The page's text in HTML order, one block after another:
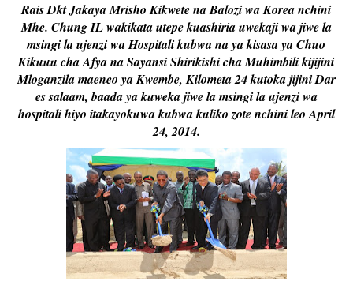
Rais Dkt Jakaya Mrisho Kikwete na Balozi wa Korea nchini
Mhe. Chung IL wakikata utepe kuashiria uwekaji wa jiwe la
msingi la ujenzi wa Hospitali kubwa na ya kisasa ya Chuo
Kikuuu cha Afya na Sayansi Shirikishi cha Muhimbili kijijini
Mloganzila maeneo ya Kwembe, Kilometa 24 kutoka jijini Dar
es salaam, baada ya kuweka jiwe la msingi la ujenzi wa
hospitali hiyo itakayokuwa kubwa kuliko zote nchini leo April
24, 2014.